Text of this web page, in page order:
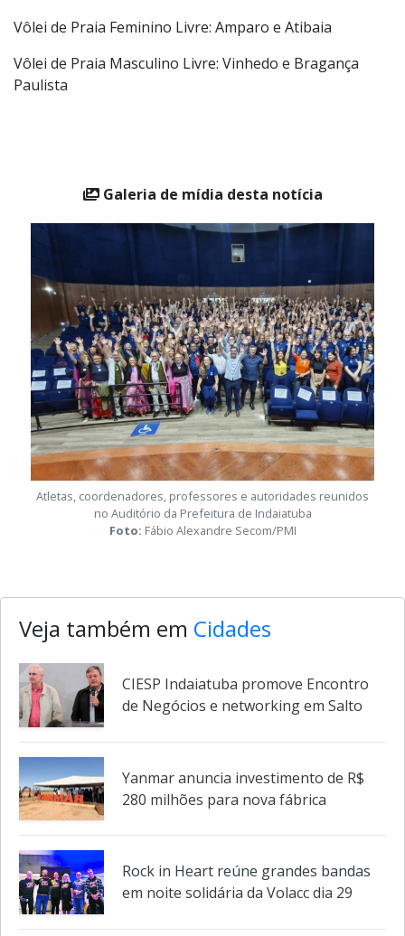
Voleibol Feminino 21 Anos: Valinhos e Casa Branca
Voleibol Masculino Livre: Sumaré e Itobi
Galeria de mídia desta notícia
no Auditório da Prefeitura de Indaiatuba
Veja também emCidades
CIESP Indaiatuba promove Encontro
de Negócios e networking em Salto
Yanmar anuncia investimento de R$
280 milhões para nova fábrica